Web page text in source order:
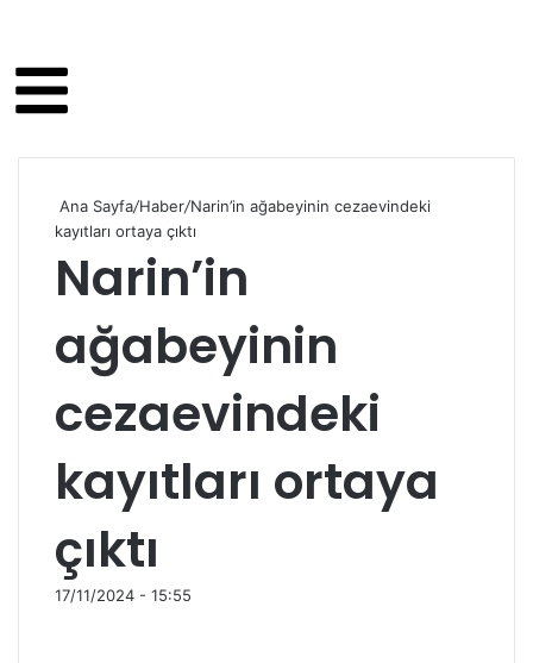
Ana Sayfa/Haber/Narin’in ağabeyinin cezaevindeki
kayıtları ortaya çıktı
Narin’in
ağabeyinin
cezaevindeki
kayıtları ortaya
çıktı
17/11/2024 - 15:55